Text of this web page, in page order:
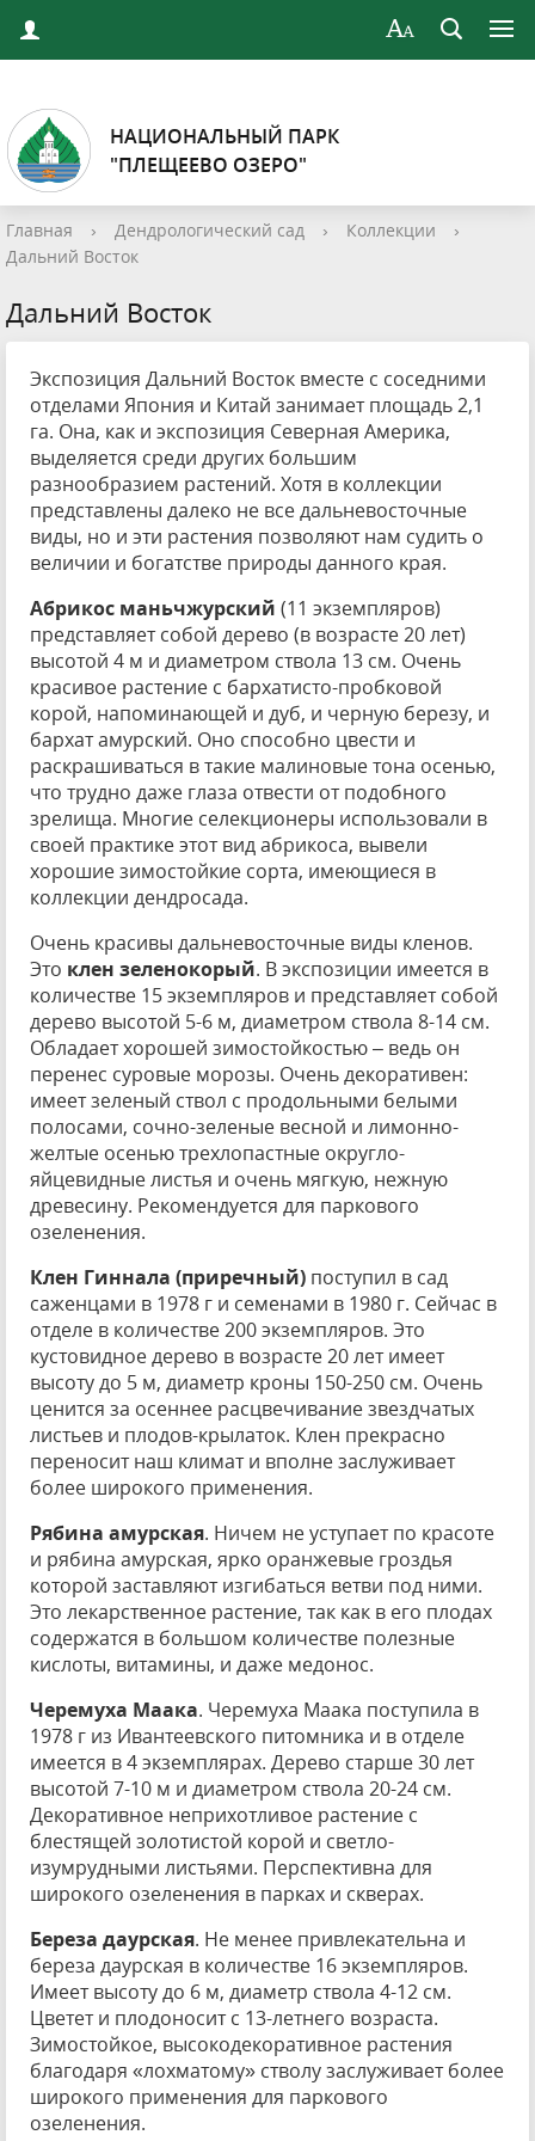
НАЦИОНАЛЬНЫЙ ПАРК
"ПЛЕЩЕЕВО ОЗЕРО"
Главная › Дендрологический сад › Коллекции
›
Дальний Восток
Дальний Восток
Экспозиция Дальний Восток вместе с соседними
отделами Япония и Китай занимает площадь 2,1
га. Она, как и экспозиция Северная Америка,
выделяется среди других большим
разнообразием растений. Хотя в коллекции
представлены далеко не все дальневосточные
виды, но и эти растения позволяют нам судить о
величии и богатстве природы данного края.
Абрикос маньчжурский (11 экземпляров)
представляет собой дерево (в возрасте 20 лет)
высотой 4 м и диаметром ствола 13 см. Очень
красивое растение с бархатисто-пробковой
корой, напоминающей и дуб, и черную березу, и
бархат амурский. Оно способно цвести и
раскрашиваться в такие малиновые тона осенью,
что трудно даже глаза отвести от подобного
зрелища. Многие селекционеры использовали в
своей практике этот вид абрикоса, вывели
хорошие зимостойкие сорта, имеющиеся в
коллекции дендросада.
Очень красивы дальневосточные виды кленов.
Это клен зеленокорый. В экспозиции имеется в
количестве 15 экземпляров и представляет собой
дерево высотой 5-6 м, диаметром ствола 8-14 см.
Обладает хорошей зимостойкостью – ведь он
перенес суровые морозы. Очень декоративен:
имеет зеленый ствол с продольными белыми
полосами, сочно-зеленые весной и лимонно-
желтые осенью трехлопастные округло-
яйцевидные листья и очень мягкую, нежную
древесину. Рекомендуется для паркового
озеленения.
Клен Гиннала (приречный) поступил в сад
саженцами в 1978 г и семенами в 1980 г. Сейчас в
отделе в количестве 200 экземпляров. Это
кустовидное дерево в возрасте 20 лет имеет
высоту до 5 м, диаметр кроны 150-250 см. Очень
ценится за осеннее расцвечивание звездчатых
листьев и плодов-крылаток. Клен прекрасно
переносит наш климат и вполне заслуживает
более широкого применения.
Рябина амурская. Ничем не уступает по красоте
и рябина амурская, ярко оранжевые гроздья
которой заставляют изгибаться ветви под ними.
Это лекарственное растение, так как в его плодах
содержатся в большом количестве полезные
кислоты, витамины, и даже медонос.
Черемуха Маака. Черемуха Маака поступила в
1978 г из Ивантеевского питомника и в отделе
имеется в 4 экземплярах. Дерево старше 30 лет
высотой 7-10 м и диаметром ствола 20-24 см.
Декоративное неприхотливое растение с
блестящей золотистой корой и светло-
изумрудными листьями. Перспективна для
широкого озеленения в парках и скверах.
Береза даурская. Не менее привлекательна и
береза даурская в количестве 16 экземпляров.
Имеет высоту до 6 м, диаметр ствола 4-12 см.
Цветет и плодоносит с 13-летнего возраста.
Зимостойкое, высокодекоративное растения
благодаря «лохматому» стволу заслуживает более
широкого применения для паркового
озеленения.